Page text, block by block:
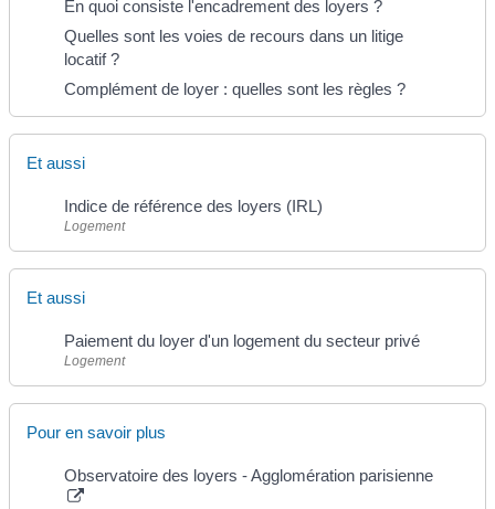
En quoi consiste l'encadrement des loyers ?
Quelles sont les voies de recours dans un litige
locatif ?
Complément de loyer : quelles sont les règles ?
Et aussi
Indice de référence des loyers (IRL)
Logement
Et aussi
Paiement du loyer d'un logement du secteur privé
Logement
Pour en savoir plus
Observatoire des loyers - Agglomération parisienne